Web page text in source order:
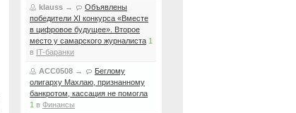
klauss →
Объявлены
победители XI конкурса «Вместе
в цифровое будущее». Второе
место у самарского журналиста 1
в IT-баранки
ACC0508 →
Беглому
олигарху Махлаю, признанному
банкротом, кассация не помогла
1 в Финансы